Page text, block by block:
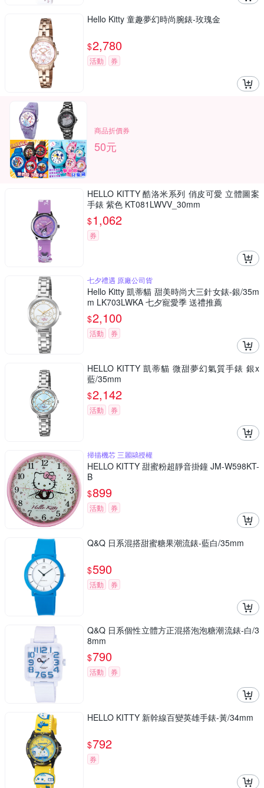
Hello Kitty 童趣夢幻時尚腕錶-玫瑰金
$2,780
活動 券
商品折價券
50元
HELLO KITTY 酷洛米系列 俏皮可愛 立體圖案
手錶 紫色 KT081LWVV_30mm
$1,062
券
七夕禮遇 原廠公司貨
Hello Kitty 凱蒂貓 甜美時尚大三針女錶-銀/35m
m LK703LWKA 七夕寵愛季 送禮推薦
$2,100
活動 券
HELLO KITTY 凱蒂貓 微甜夢幻氣質手錶 銀x
藍/35mm
$2,142
活動 券
掃描機芯 三麗鷗授權
HELLO KITTY 甜蜜粉超靜音掛鐘 JM-W598KT-
B
$899
活動 券
Q&Q 日系混搭甜蜜糖果潮流錶-藍白/35mm
$590
活動 券
Q&Q 日系個性立體方正混搭泡泡糖潮流錶-白/3
8mm
$790
活動 券
HELLO KITTY 新幹線百變英雄手錶-黃/34mm
$792
券